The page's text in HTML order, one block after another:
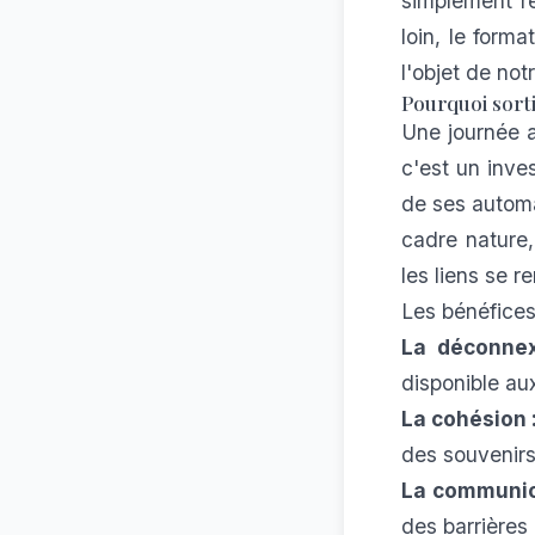
loin, le
l'objet de
Pourquoi
Une journée
c'est un
de ses
cadre
les liens se
Les
La
disponible
La cohésion
des
La
des